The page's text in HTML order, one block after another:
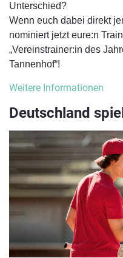
Unterschied?
Wenn euch dabei direkt
nominiert jetzt eure:n
„Vereinstrainer:in des
Tannenhof“!
Weitere Informationen
Deutschland